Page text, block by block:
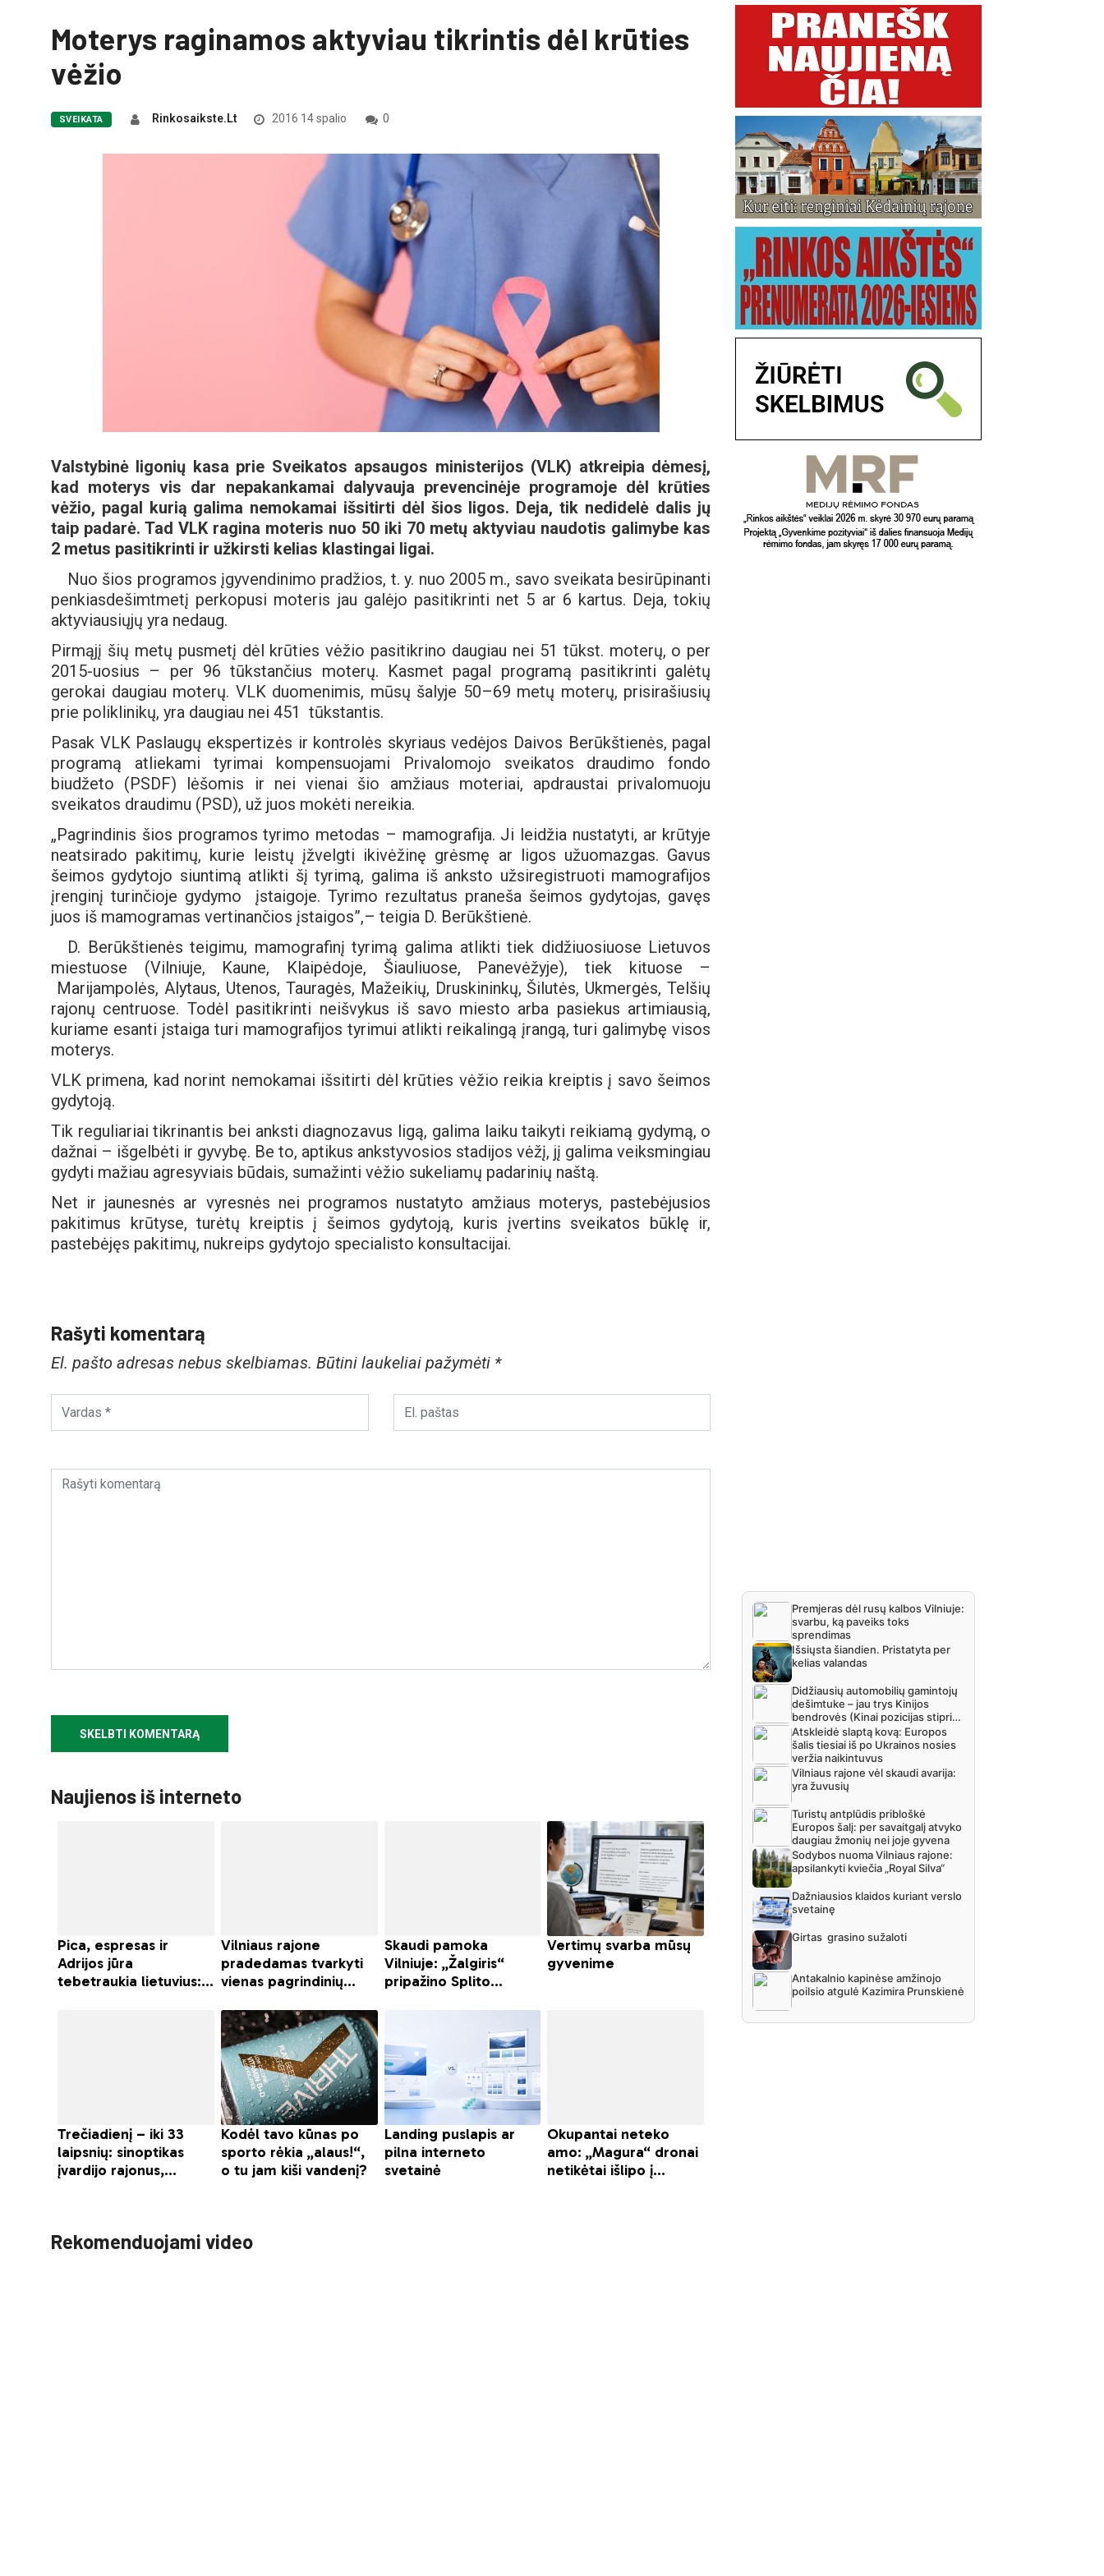
Moterys raginamos aktyviau tikrintis dėl krūties
vėžio
SVEIKATA Rinkosaikste.lt 2016 14 spalio 0
Valstybinė ligonių kasa prie Sveikatos apsaugos ministerijos (VLK) atkreipia dėmesį,
kad moterys vis dar nepakankamai dalyvauja prevencinėje programoje dėl krūties
vėžio, pagal kurią galima nemokamai išsitirti dėl šios ligos. Deja, tik nedidelė dalis jų
taip padarė. Tad VLK ragina moteris nuo 50 iki 70 metų aktyviau naudotis galimybe kas
2 metus pasitikrinti ir užkirsti kelias klastingai ligai.
Nuo šios programos įgyvendinimo pradžios, t. y. nuo 2005 m., savo sveikata besirūpinanti
penkiasdešimtmetį perkopusi moteris jau galėjo pasitikrinti net 5 ar 6 kartus. Deja, tokių
aktyviausiųjų yra nedaug.
Pirmąjį šių metų pusmetį dėl krūties vėžio pasitikrino daugiau nei 51 tūkst. moterų, o per
2015-uosius – per 96 tūkstančius moterų. Kasmet pagal programą pasitikrinti galėtų
gerokai daugiau moterų. VLK duomenimis, mūsų šalyje 50–69 metų moterų, prisirašiusių
prie poliklinikų, yra daugiau nei 451 tūkstantis.
Pasak VLK Paslaugų ekspertizės ir kontrolės skyriaus vedėjos Daivos Berūkštienės, pagal
programą atliekami tyrimai kompensuojami Privalomojo sveikatos draudimo fondo
biudžeto (PSDF) lėšomis ir nei vienai šio amžiaus moteriai, apdraustai privalomuoju
sveikatos draudimu (PSD), už juos mokėti nereikia.
„Pagrindinis šios programos tyrimo metodas – mamografija. Ji leidžia nustatyti, ar krūtyje
neatsirado pakitimų, kurie leistų įžvelgti ikivėžinę grėsmę ar ligos užuomazgas. Gavus
šeimos gydytojo siuntimą atlikti šį tyrimą, galima iš anksto užsiregistruoti mamografijos
įrenginį turinčioje gydymo įstaigoje. Tyrimo rezultatus praneša šeimos gydytojas, gavęs
juos iš mamogramas vertinančios įstaigos”,– teigia D. Berūkštienė.
D. Berūkštienės teigimu, mamografinį tyrimą galima atlikti tiek didžiuosiuose Lietuvos
miestuose (Vilniuje, Kaune, Klaipėdoje, Šiauliuose, Panevėžyje), tiek kituose –
Marijampolės, Alytaus, Utenos, Tauragės, Mažeikių, Druskininkų, Šilutės, Ukmergės, Telšių
rajonų centruose. Todėl pasitikrinti neišvykus iš savo miesto arba pasiekus artimiausią,
kuriame esanti įstaiga turi mamografijos tyrimui atlikti reikalingą įrangą, turi galimybę visos
moterys.
VLK primena, kad norint nemokamai išsitirti dėl krūties vėžio reikia kreiptis į savo šeimos
gydytoją.
Tik reguliariai tikrinantis bei anksti diagnozavus ligą, galima laiku taikyti reikiamą gydymą, o
dažnai – išgelbėti ir gyvybę. Be to, aptikus ankstyvosios stadijos vėžį, jį galima veiksmingiau
gydyti mažiau agresyviais būdais, sumažinti vėžio sukeliamų padarinių naštą.
Net ir jaunesnės ar vyresnės nei programos nustatyto amžiaus moterys, pastebėjusios
pakitimus krūtyse, turėtų kreiptis į šeimos gydytoją, kuris įvertins sveikatos būklę ir,
pastebėjęs pakitimų, nukreips gydytojo specialisto konsultacijai.
Rašyti komentarą
El. pašto adresas nebus skelbiamas. Būtini laukeliai pažymėti *
Naujienos iš interneto
Rekomenduojami video